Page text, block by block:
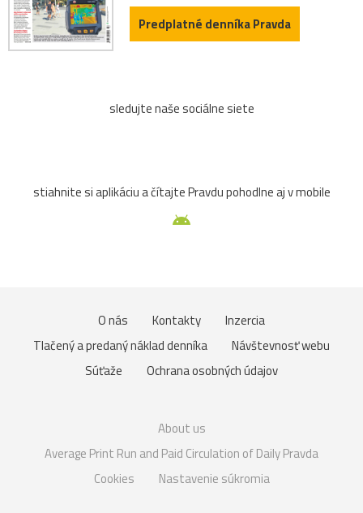
Predplatné denníka Pravda
sledujte naše sociálne siete
stiahnite si aplikáciu a čítajte Pravdu pohodlne aj v mobile
O nás Kontakty
Inzercia
Tlačený a predaný náklad denníka
Návštevnosť webu
Súťaže
Ochrana osobných údajov
About us
Average Print Run and Paid Circulation of Daily Pravda
Cookies
Nastavenie súkromia